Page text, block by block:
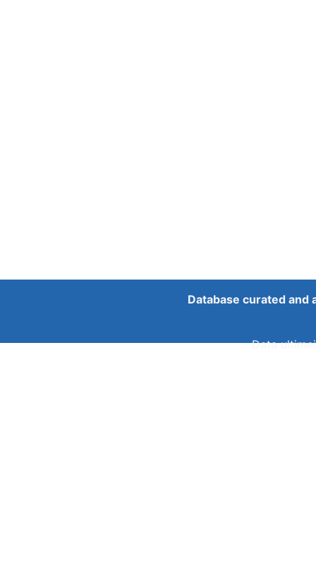
Database curated
Data